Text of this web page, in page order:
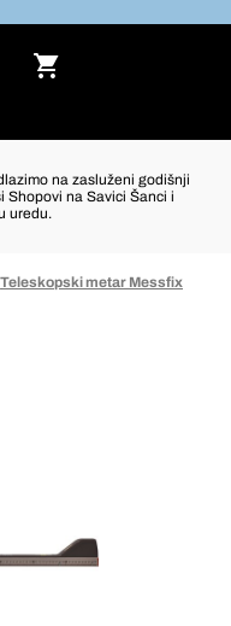
na zasluženi godišnji
Shopovi na Savici Šanci i
uredu.
Teleskopski metar Messfix